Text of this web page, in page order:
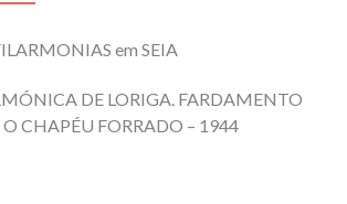
em SEIA
DE LORIGA. FARDAMENTO
CHAPÉU FORRADO – 1944